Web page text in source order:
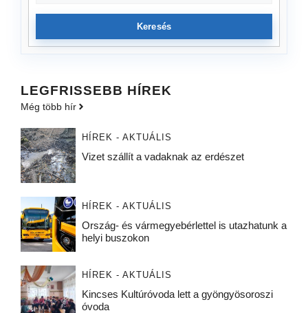
Keresés
LEGFRISSEBB HÍREK
Még több hír
HÍREK - AKTUÁLIS
Vizet szállít a vadaknak az erdészet
HÍREK - AKTUÁLIS
Ország- és vármegyebérlettel is utazhatunk a
helyi buszokon
HÍREK - AKTUÁLIS
Kincses Kultúróvoda lett a gyöngyösoroszi
óvoda